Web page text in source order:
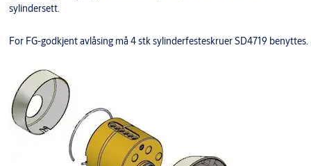
sylindersett.
For FG-godkjent avlåsing må 4 stk sylinderfesteskruer SD4719 benyttes.